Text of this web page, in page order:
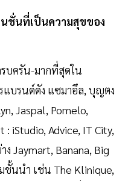
ชั่นที่เป็นความสุขของ
บครัน-มากที่สุดใน
แบรนด์ดัง แซมาอึล, บุญตง
Jaspal, Pomelo,
iStudio, Advice, IT City,
Jaymart, Banana, Big
ชั้นนำ เช่น The Klinique,